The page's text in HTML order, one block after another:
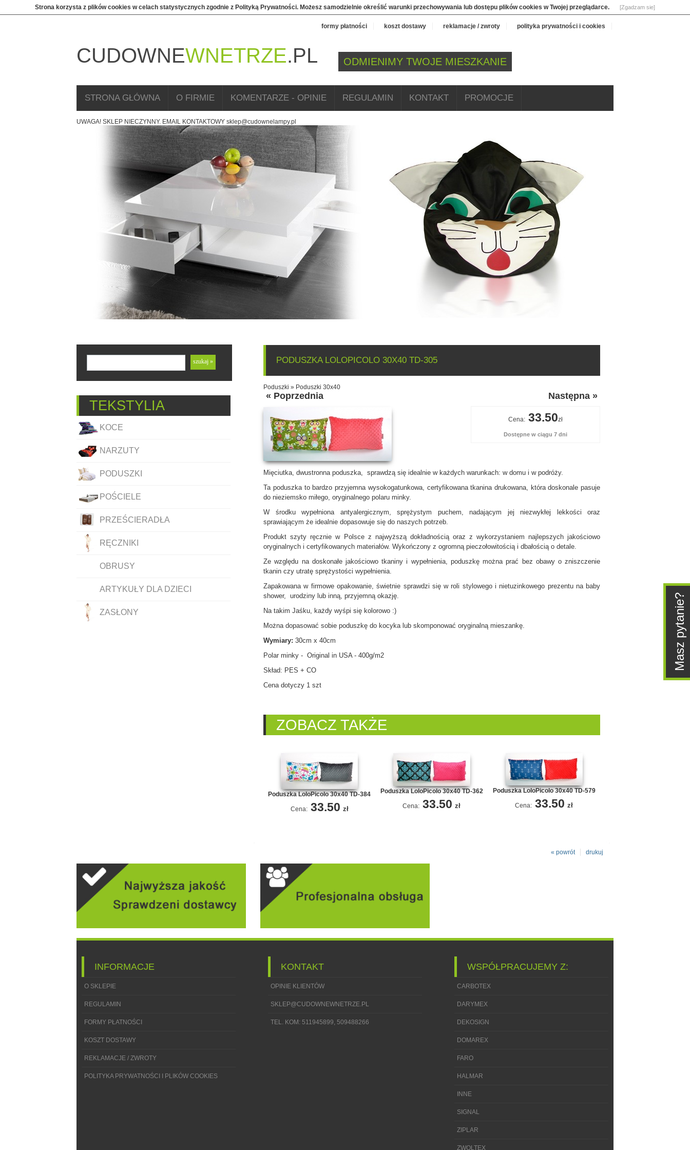
Strona korzysta z plików cookies w celach statystycznych zgodnie z Polityką Prywatności. Możesz samodzielnie określić warunki przechowywania lub dostępu plików cookies w Twojej przeglądarce. [Zgadzam sie]
Masz pytanie?
formy płatności koszt dostawy reklamacje / zwroty polityka prywatności i cookies
CUDOWNEWNETRZE.PL ODMIENIMY TWOJE MIESZKANIE
STRONA GŁÓWNA O FIRMIE KOMENTARZE - OPINIE REGULAMIN KONTAKT PROMOCJE
UWAGA! SKLEP NIECZYNNY. EMAIL KONTAKTOWY sklep@cudownelampy.pl
TEKSTYLIA
KOCE
NARZUTY
PODUSZKI
POŚCIELE
PRZEŚCIERADŁA
RĘCZNIKI
OBRUSY
ARTYKUŁY DLA DZIECI
ZASŁONY
PODUSZKA LOLOPICOLO 30X40 TD-305
Poduszki » Poduszki 30x40
« Poprzednia Następna »
Cena: 33.50zł
Dostępne w ciągu 7 dni
Mięciutka, dwustronna poduszka, sprawdzą się idealnie w każdych warunkach: w domu i w podróży.
Ta poduszka to bardzo przyjemna wysokogatunkowa, certyfikowana tkanina drukowana, która doskonale pasuje
do nieziemsko miłego, oryginalnego polaru minky.
W środku wypełniona antyalergicznym, sprężystym puchem, nadającym jej niezwykłej lekkości oraz
sprawiającym że idealnie dopasowuje się do naszych potrzeb.
Produkt szyty ręcznie w Polsce z najwyższą dokładnością oraz z wykorzystaniem najlepszych jakościowo
oryginalnych i certyfikowanych materiałów. Wykończony z ogromną pieczołowitością i dbałością o detale.
Ze względu na doskonałe jakościowo tkaniny i wypełnienia, poduszkę można prać bez obawy o zniszczenie
tkanin czy utratę sprężystości wypełnienia.
Zapakowana w firmowe opakowanie, świetnie sprawdzi się w roli stylowego i nietuzinkowego prezentu na baby
shower, urodziny lub inną, przyjemną okazję.
Na takim Jaśku, każdy wyśpi się kolorowo :)
Można dopasować sobie poduszkę do kocyka lub skomponować oryginalną mieszankę.
Wymiary: 30cm x 40cm
Polar minky -Original in USA - 400g/m2
Skład: PES + CO
Cena dotyczy 1 szt
ZOBACZ TAKŻE
Poduszka LoloPicolo 30x40 TD-384
Cena: 33.50 zł
Poduszka LoloPicolo 30x40 TD-362
Cena: 33.50 zł
Poduszka LoloPicolo 30x40 TD-579
Cena: 33.50 zł
drukuj
« powrót
INFORMACJE
O SKLEPIE
REGULAMIN
FORMY PŁATNOŚCI
KOSZT DOSTAWY
REKLAMACJE / ZWROTY
POLITYKA PRYWATNOŚCI I PLIKÓW COOKIES
KONTAKT
OPINIE KLIENTÓW
SKLEP@CUDOWNEWNETRZE.PL
TEL. KOM: 511945899, 509488266
WSPÓŁPRACUJEMY Z:
CARBOTEX
DARYMEX
DEKOSIGN
DOMAREX
FARO
HALMAR
INNE
SIGNAL
ZIPLAR
ZWOLTEX